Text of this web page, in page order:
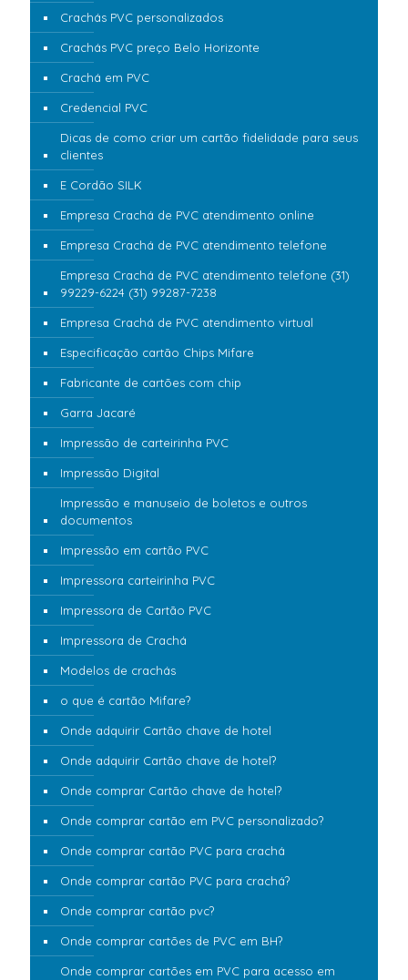
Crachás PVC personalizados
Crachás PVC preço Belo Horizonte
Crachá em PVC
Credencial PVC
Dicas de como criar um cartão fidelidade para seus
clientes
E Cordão SILK
Empresa Crachá de PVC atendimento online
Empresa Crachá de PVC atendimento telefone
Empresa Crachá de PVC atendimento telefone (31)
99229-6224 (31) 99287-7238
Empresa Crachá de PVC atendimento virtual
Especificação cartão Chips Mifare
Fabricante de cartões com chip
Garra Jacaré
Impressão de carteirinha PVC
Impressão Digital
Impressão e manuseio de boletos e outros
documentos
Impressão em cartão PVC
Impressora carteirinha PVC
Impressora de Cartão PVC
Impressora de Crachá
Modelos de crachás
o que é cartão Mifare?
Onde adquirir Cartão chave de hotel
Onde adquirir Cartão chave de hotel?
Onde comprar Cartão chave de hotel?
Onde comprar cartão em PVC personalizado?
Onde comprar cartão PVC para crachá
Onde comprar cartão PVC para crachá?
Onde comprar cartão pvc?
Onde comprar cartões de PVC em BH?
Onde comprar cartões em PVC para acesso em